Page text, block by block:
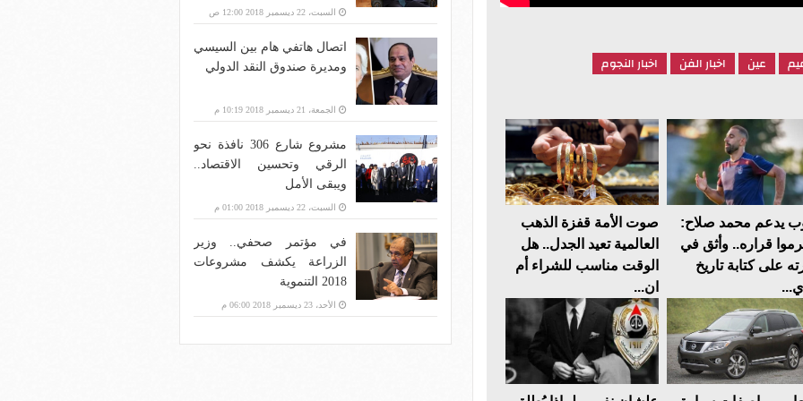
عين اخبار الفن اخبار النجوم
يدعم محمد صلاح:
قراره.. وأثق في
على كتابة تاريخ
صوت الأمة قفزة الذهب
العالمية تعيد الجدل.. هل
الوقت مناسب للشراء أم
ان...
بنية الاتصالات؟
السبت، 22 ديسمبر 2018 12:00 ص
اتصال هاتفي هام بين السيسي
ومديرة صندوق النقد الدولي
الجمعة، 21 ديسمبر 2018 10:19 م
مشروع شارع 306 نافذة نحو
الرقي وتحسين الاقتصاد..
ويبقى الأمل
السبت، 22 ديسمبر 2018 01:00 م
في مؤتمر صحفي.. وزير
الزراعة يكشف مشروعات
2018 التنموية
الأحد، 23 ديسمبر 2018 06:00 م